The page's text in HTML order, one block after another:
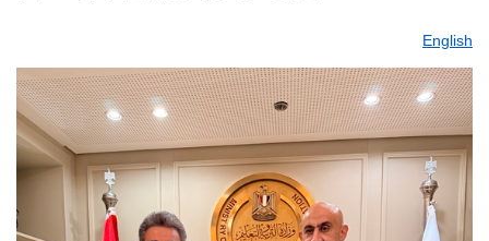
English